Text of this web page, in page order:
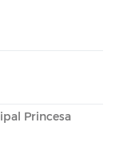
Princesa